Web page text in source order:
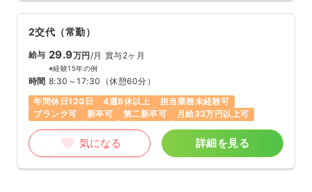
2交代（常勤）
給与 29.9万円 /月 賞与2ヶ月
※経験15年の例
時間 8:30～17:30 （休憩60分）
年間休日120日
4週8休以上
担当業務未経験可
ブランク可
新卒可 第二新卒可 月給33万円以上可
気になる 詳細を見る